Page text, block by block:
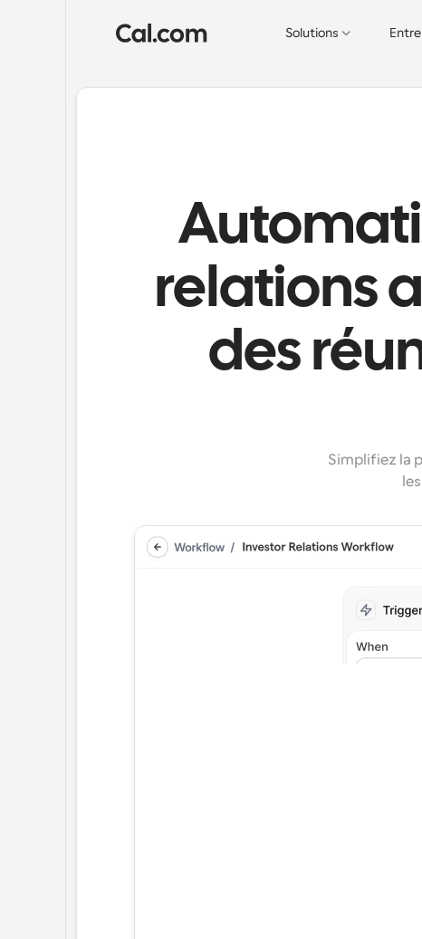
Solutions
relations
des
Simplifiez la